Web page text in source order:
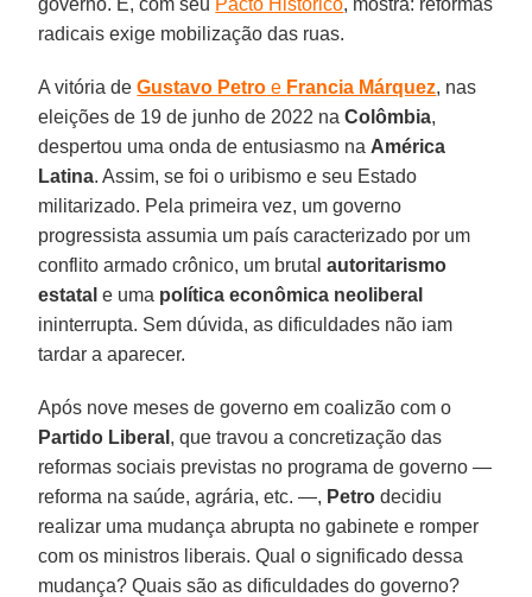
radicais exige mobilização das ruas.
A vitória deGustavo Petro e Francia Márquez, nas
eleições de 19 de junho de 2022 naColômbia,
despertou uma onda de entusiasmo na América
Latina. Assim, se foi o uribismo e seu Estado
militarizado. Pela primeira vez, um governo
progressista assumia um país caracterizado por um
conflito armado crônico, um brutal autoritarismo
estatal e uma política econômica neoliberal
ininterrupta. Sem dúvida, as dificuldades não iam
tardar a aparecer.
Após nove meses de governo em coalizão com o
Partido Liberal , que travou a concretização das
reformas sociais previstas no programa de governo —
reforma na saúde, agrária, etc. —, Petro decidiu
realizar uma mudança abrupta no gabinete e romper
com os ministros liberais. Qual o significado dessa
mudança? Quais são as dificuldades do governo?